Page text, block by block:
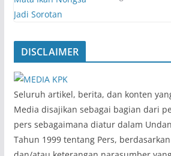
DISCLAIMER
‎Seluruh artikel, berita, dan konten
Media disajikan sebagai bagian dari
pers sebagaimana diatur dalam
Tahun 1999 tentang Pers,